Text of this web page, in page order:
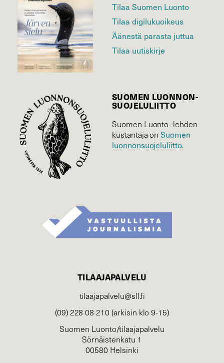
Tilaa Suomen Luonto
Tilaa digilukuoikeus
Äänestä parasta juttua
Tilaa uutiskirje
SUOMEN LUONNON­
SUOJELU­LIITTO
Suomen Luonto -lehden
kustantaja onSuomen
luonnonsuojelu­liitto.
TILAAJAPALVELU
tilaajapalvelu@sll.fi
(09) 228 08 210 (arkisin klo 9-15)
Suomen Luonto/tilaajapalvelu
Sörnäistenkatu 1
00580 Helsinki